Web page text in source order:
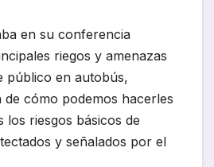
en su conferencia
riegos y amenazas
público en autobús,
de cómo podemos hacerles
los riesgos básicos de
y señalados por el